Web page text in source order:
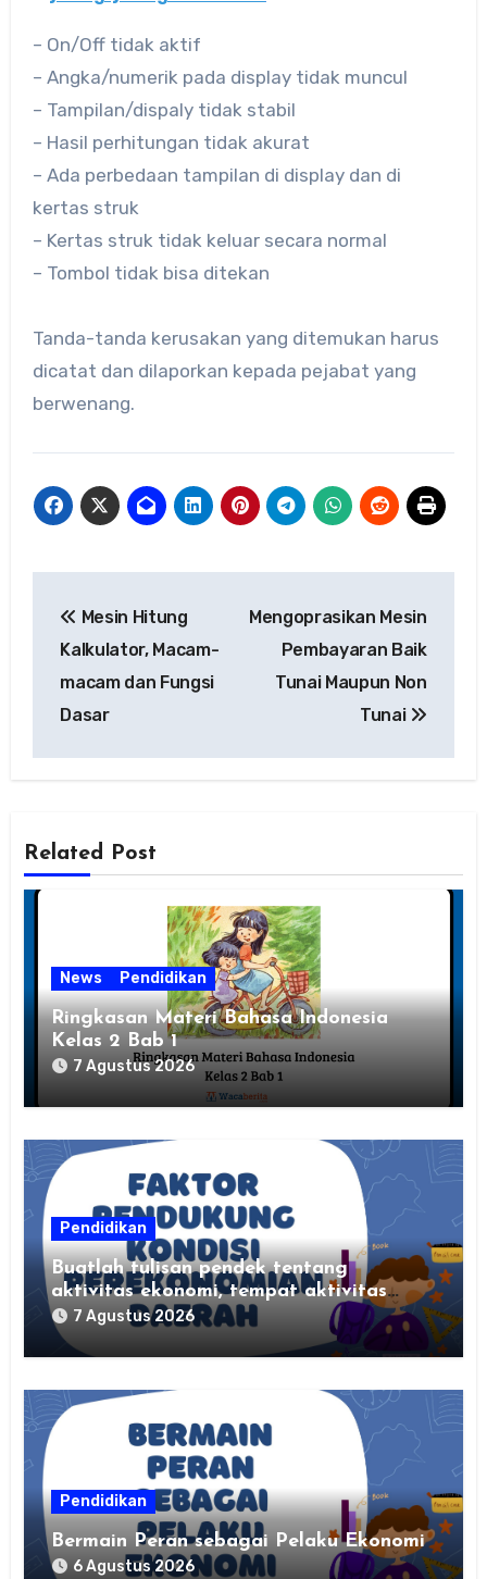
– On/Off tidak aktif
– Angka/numerik pada display tidak muncul
– Tampilan/dispaly tidak stabil
– Hasil perhitungan tidak akurat
– Ada perbedaan tampilan di display dan di
kertas struk
– Kertas struk tidak keluar secara normal
– Tombol tidak bisa ditekan
Tanda-tanda kerusakan yang ditemukan harus
dicatat dan dilaporkan kepada pejabat yang
berwenang.
pos
Mesin Hitung
Kalkulator, Macam-
macam dan Fungsi
Dasar
Mengoprasikan Mesin
Pembayaran Baik
Tunai Maupun Non
Tunai
Related Post
News Pendidikan
Ringkasan Materi Bahasa Indonesia
Kelas 2 Bab 1
7 Agustus 2026
Pendidikan
Buatlah tulisan pendek tentang
aktivitas ekonomi, tempat aktivitas
ekonomi, dan hasil produksi daerah
kalian
7 Agustus 2026
Pendidikan
Bermain Peran sebagai Pelaku Ekonomi
6 Agustus 2026